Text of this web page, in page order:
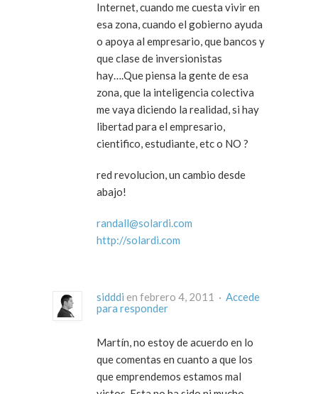
Internet, cuando me cuesta vivir en
esa zona, cuando el gobierno ayuda
o apoya al empresario, que bancos y
que clase de inversionistas
hay….Que piensa la gente de esa
zona, que la inteligencia colectiva
me vaya diciendo la realidad, si hay
libertad para el empresario,
cientifico, estudiante, etc o NO ?
red revolucion, un cambio desde
abajo!
randall@solardi.com
http://solardi.com
sidddi en febrero 4, 2011 · Accede
para responder
Martín, no estoy de acuerdo en lo
que comentas en cuanto a que los
que emprendemos estamos mal